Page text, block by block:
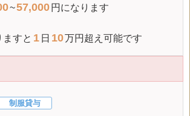
~57,000 円になります
すと 1 日 10万円超え可能です
制服貸与